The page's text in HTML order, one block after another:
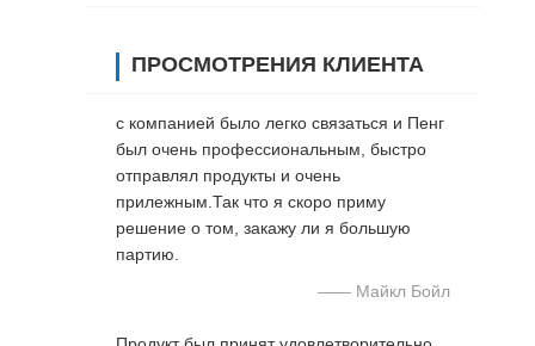
ПРОСМОТРЕНИЯ КЛИЕНТА
с компанией было легко связаться и Пенг
был очень профессиональным, быстро
отправлял продукты и очень
прилежным.Так что я скоро приму
решение о том, закажу ли я большую
партию.
—— Майкл Бойл